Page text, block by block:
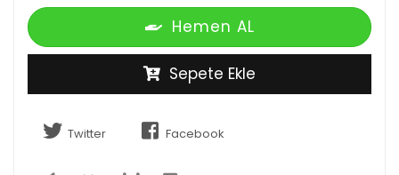
Hemen AL
Sepete Ekle
Twitter Facebook